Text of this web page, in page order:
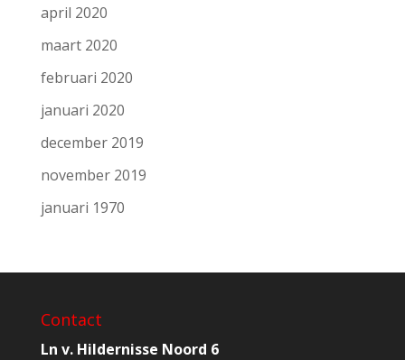
april 2020
maart 2020
februari 2020
januari 2020
december 2019
november 2019
januari 1970
Contact
Ln v. Hildernisse Noord 6